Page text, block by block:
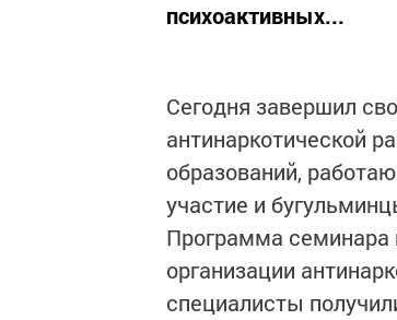
психоактивных...
Сегодня завершил
антинаркотической
образований,
участие и
Программа семинара
организации
специалисты